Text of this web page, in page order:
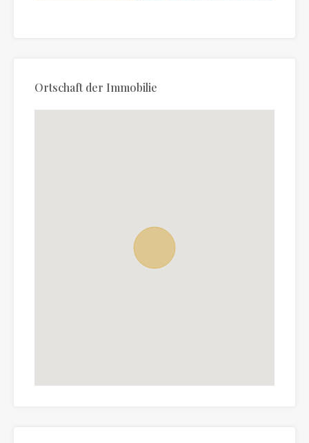
Ortschaft der Immobilie